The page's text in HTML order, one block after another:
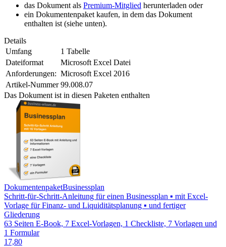
das Dokument als Premium-Mitglied herunterladen oder
ein Dokumentenpaket kaufen, in dem das Dokument
enthalten ist (siehe unten).
Details
Umfang
1 Tabelle
Dateiformat
Microsoft Excel Datei
Anforderungen: Microsoft Excel 2016
Artikel-Nummer 99.008.07
Das Dokument ist in diesen Paketen enthalten
DokumentenpaketBusinessplan
Schritt-für-Schritt-Anleitung für einen Businessplan ▪ mit Excel-
Vorlage für Finanz- und Liquiditätsplanung ▪ und fertiger
Gliederung
63 Seiten E-Book, 7 Excel-Vorlagen, 1 Checkliste, 7 Vorlagen und
1 Formular
17,80